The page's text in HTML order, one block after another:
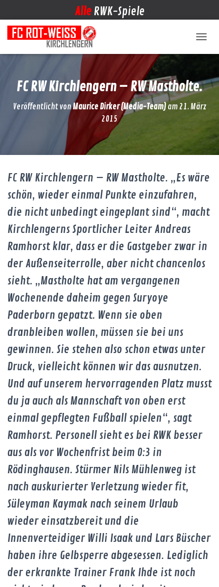
Alle RWK-Spiele
FC RW Kirchlengern – RW Mastholte.
Veröffentlicht vonMaurice Dirker (Media-Team)am 21. März
2015
FC RW Kirchlengern – RW Mastholte. „Es wäre
schön, wieder einmal Punkte einzufahren,
die nicht unbedingt eingeplant sind“, macht
Kirchlengerns Sportlicher Leiter Andreas
Ramhorst klar, dass er die Gastgeber zwar in
der Außenseiterrolle, aber nicht chancenlos
sieht. „Mastholte hat am vergangenen
Wochenende daheim gegen Suryoye
Paderborn gepatzt. Wenn sie oben
dranbleiben wollen, müssen sie bei uns
gewinnen. Sie stehen also schon etwas unter
Druck, vielleicht können wir das ausnutzen.
Und auf unserem hervorragenden Platz musst
du ja auch als Mannschaft von oben erst
einmal gepflegten Fußball spielen“, sagt
Ramhorst. Personell sieht es bei RWK besser
aus als vor Wochenfrist beim 0:3 in
Rödinghausen. Stürmer Nils Mühlenweg ist
nach auskurierter Verletzung wieder fit,
Süleyman Kaymak nach seinem Urlaub
wieder einsatzbereit und die
Innenverteidiger Willi Isaak und Lars Büscher
haben ihre Gelbsperre abgesessen. Lediglich
der erkrankte Trainer Frank Ihde ist noch